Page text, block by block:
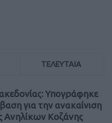
ΤΕΛΕΥΤΑΙΑ
Υπογράφηκε
για την ανακαίνιση
Ανηλίκων Κοζάνης